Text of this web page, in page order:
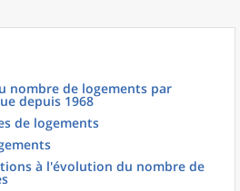
nombre de logements par
depuis 1968
de logements
à l'évolution du nombre de